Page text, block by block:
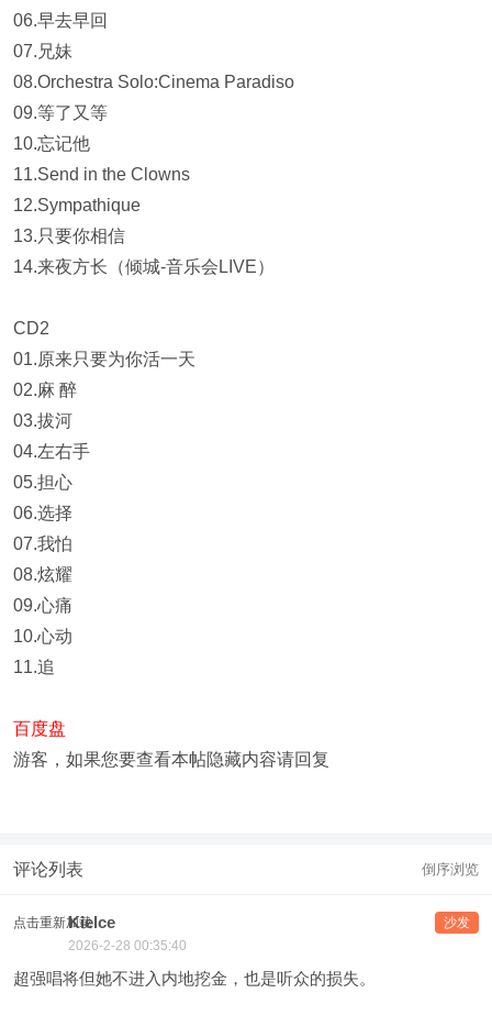
06.早去早回
07.兄妹
08.Orchestra Solo:Cinema Paradiso
09.等了又等
10.忘记他
11.Send in the Clowns
12.Sympathique
13.只要你相信
14.来夜方长（倾城-音乐会LIVE）
CD2
01.原来只要为你活一天
02.麻 醉
03.拔河
04.左右手
05.担心
06.选择
07.我怕
08.炫耀
09.心痛
10.心动
11.追
百度盘
游客，如果您要查看本帖隐藏内容请回复
评论列表 倒序浏览
点击重新加载 沙发
Kielce
2026-2-28 00:35:40
超强唱将但她不进入内地挖金，也是听众的损失。